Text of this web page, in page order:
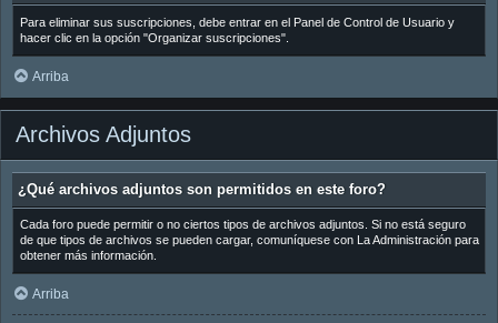
Para eliminar sus suscripciones, debe entrar en el Panel de Control de Usuario y
hacer clic en la opción "Organizar suscripciones".
Arriba
Archivos Adjuntos
¿Qué archivos adjuntos son permitidos en este foro?
Cada foro puede permitir o no ciertos tipos de archivos adjuntos. Si no está seguro
de que tipos de archivos se pueden cargar, comuníquese con La Administración para
obtener más información.
Arriba